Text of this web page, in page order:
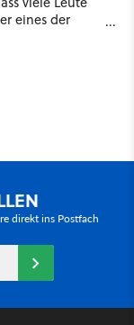
eines der
direkt ins Postfach